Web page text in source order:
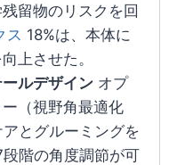
留物のリスクを回
ス 18%は、本体に
上させた。
ルデザインオプ
（視野角最適化
とグルーミングを
階の角度調節が可